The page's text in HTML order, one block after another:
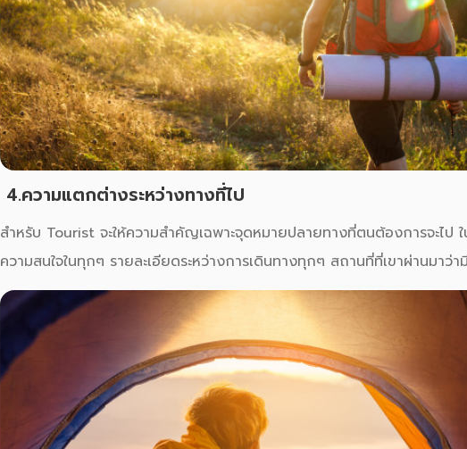
4.ความแตกต่างระหว่างทางที่ไป
สำหรับ Tourist จะให้ความสำคัญเฉพาะจุดหมายปลายทางที่ตนต้องการจะไป
ความสนใจในทุกๆ รายละเอียดระหว่างการเดินทางทุกๆ สถานที่ที่เขาผ่านมาว่า